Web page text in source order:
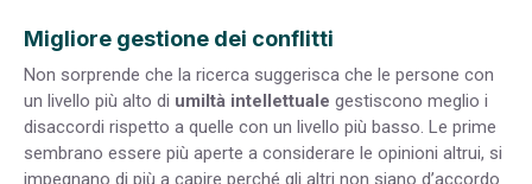
Migliore gestione dei conflitti
Non sorprende che la ricerca suggerisca che le persone con
un livello più alto di umiltà intellettuale gestiscono meglio i
disaccordi rispetto a quelle con un livello più basso. Le prime
sembrano essere più aperte a considerare le opinioni altrui, si
impegnano di più a capire perché gli altri non siano d’accordo